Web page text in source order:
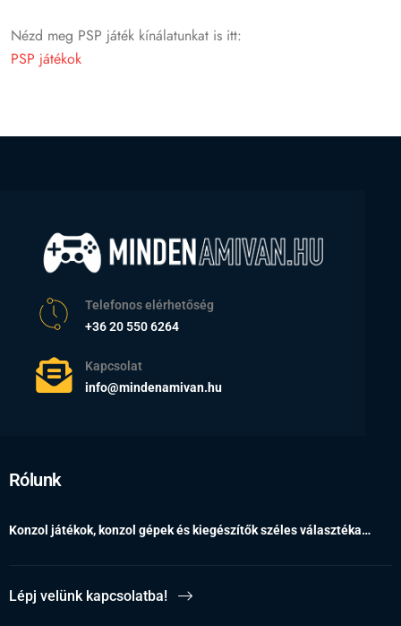
Nézd meg PSP játék kínálatunkat is itt:
PSP játékok
Telefonos elérhetőség
+36 20 550 6264
Kapcsolat
info@mindenamivan.hu
Rólunk
Konzol játékok, konzol gépek és kiegészítők széles választéka…
Lépj velünk kapcsolatba!